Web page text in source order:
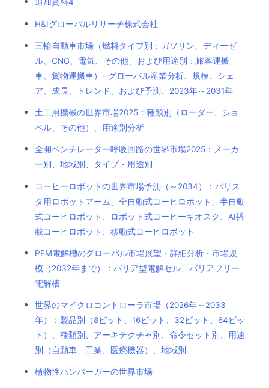
追加資料4
H&Iグローバルリサーチ株式会社
三輪自動車市場（燃料タイプ別：ガソリン、ディーゼ
ル、CNG、電気、その他、および用途別：旅客運搬
車、貨物運搬車）- グローバル産業分析、規模、シェ
ア、成長、トレンド、および予測、2023年～2031年
土工用機械の世界市場2025：種類別（ローダー、ショ
ベル、その他）、用途別分析
全開ベンチレーター呼吸回路の世界市場2025：メーカ
ー別、地域別、タイプ・用途別
コーヒーロボットの世界市場予測（～2034）：バリス
タ用ロボットアーム、全自動式コーヒロボット、半自動
式コーヒロボット、ロボット式コーヒーキオスク、AI搭
載コーヒロボット、移動式コーヒロボット
PEM電解槽のグローバル市場展望・詳細分析・市場規
模（2032年まで）：バリア型電解セル、バリアフリー
電解槽
世界のマイクロコントローラ市場（2026年～2033
年）：製品別（8ビット、16ビット、32ビット、64ビッ
ト）、種類別、アーキテクチャ別、命令セット別、用途
別（自動車、工業、医療機器）、地域別
植物性ハンバーガーの世界市場